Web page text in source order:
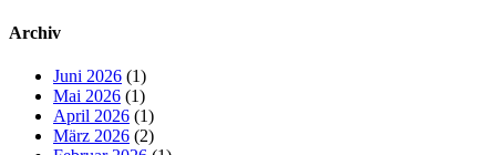
Archiv
Juni 2026 (1)
Mai 2026 (1)
April 2026 (1)
März 2026 (2)